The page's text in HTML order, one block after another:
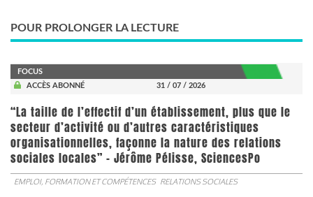
POUR PROLONGER LA LECTURE
FOCUS
ACCÈS ABONNÉ
31 / 07 / 2026
“La taille de l’effectif d’un établissement, plus que le
secteur d’activité ou d’autres caractéristiques
organisationnelles, façonne la nature des relations
sociales locales” - Jérôme Pélisse, SciencesPo
EMPLOI, FORMATION ET COMPÉTENCES RELATIONS SOCIALES